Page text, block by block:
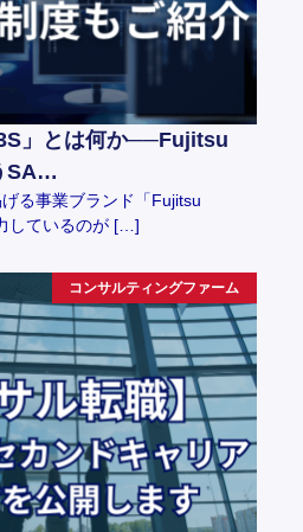
」とは何か──Fujitsu
SA…
る事業ブランド「Fujitsu
しているのが […]
コンサルティングファーム